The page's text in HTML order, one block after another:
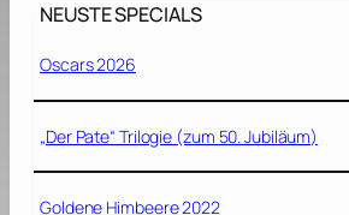
NEUSTE SPECIALS
Oscars 2026
„Der Pate“ Trilogie (zum 50. Jubiläum)
Goldene Himbeere 2022